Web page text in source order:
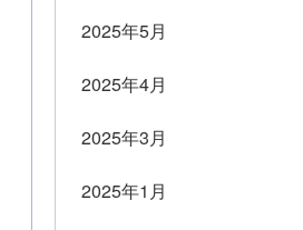
2025年5月
2025年4月
2025年3月
2025年1月